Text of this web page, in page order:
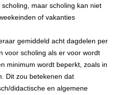
maar scholing kan niet
of vakanties
gemiddeld acht dagdelen per
voor scholing als er voor wordt
minimum wordt beperkt, zoals in
Dit zou betekenen dat
didactische en algemene